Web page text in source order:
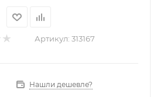
Артикул: 313167
Нашли дешевле?